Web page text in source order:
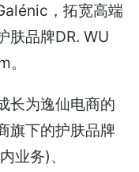
，拓宽高端
肤品牌DR. WU
长为逸仙电商的
旗下的护肤品牌
业务)、